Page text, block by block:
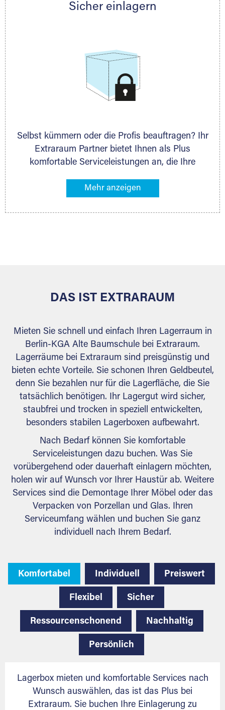
persönlich hinsichtlich Lagervolumen und zu
Sicher einlagern
Selbst kümmern oder die Profis beauftragen? Ihr
Extraraum Partner bietet Ihnen als Plus
komfortable Serviceleistungen an, die Ihre
gehören z. B. Verpackungsservice, Lieferung von
Ihr Lagergut wird bei Ihrem Extraraum Partner
DAS IST EXTRARAUM
Mieten Sie schnell und einfach Ihren Lagerraum in
Berlin-KGA Alte Baumschule bei Extraraum.
Lagerräume bei Extraraum sind preisgünstig und
bieten echte Vorteile. Sie schonen Ihren Geldbeutel,
denn Sie bezahlen nur für die Lagerfläche, die Sie
tatsächlich benötigen. Ihr Lagergut wird sicher,
staubfrei und trocken in speziell entwickelten,
besonders stabilen Lagerboxen aufbewahrt.
Nach Bedarf können Sie komfortable
Serviceleistungen dazu buchen. Was Sie
vorübergehend oder dauerhaft einlagern möchten,
holen wir auf Wunsch vor Ihrer Haustür ab. Weitere
Services sind die Demontage Ihrer Möbel oder das
Verpacken von Porzellan und Glas. Ihren
Serviceumfang wählen und buchen Sie ganz
individuell nach Ihrem Bedarf.
Komfortabel Individuell Preiswert
Flexibel Sicher
Ressourcenschonend Nachhaltig
Persönlich
Lagerbox mieten und komfortable Services nach
Wunsch auswählen, das ist das Plus bei
Extraraum. Sie buchen Ihre Einlagerung zu